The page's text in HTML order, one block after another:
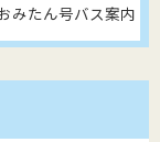
みたん号バス案内